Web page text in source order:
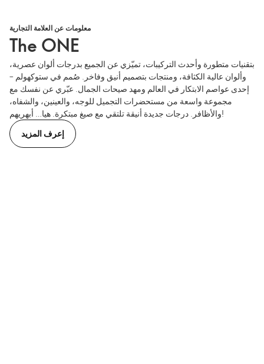
معلومات عن العلامة التجارية
The ONE
بتقنيات متطورة وأحدث التركيبات، تميّزي عن الجميع بدرجات ألوان عصرية،
وألوان عالية الكثافة، ومنتجات بتصميم أنيق وفاخر. صُمم في ستوكهولم –
إحدى عواصم الابتكار في العالم ومهد صيحات الجمال. عبّري عن نفسك مع
مجموعة واسعة من مستحضرات التجميل للوجه، والعينين، والشفاه،
والأظافر. درجات جديدة أنيقة تلتقي مع صيغ مبتكرة. هيا… أبهريهم!
إعرف المزيد